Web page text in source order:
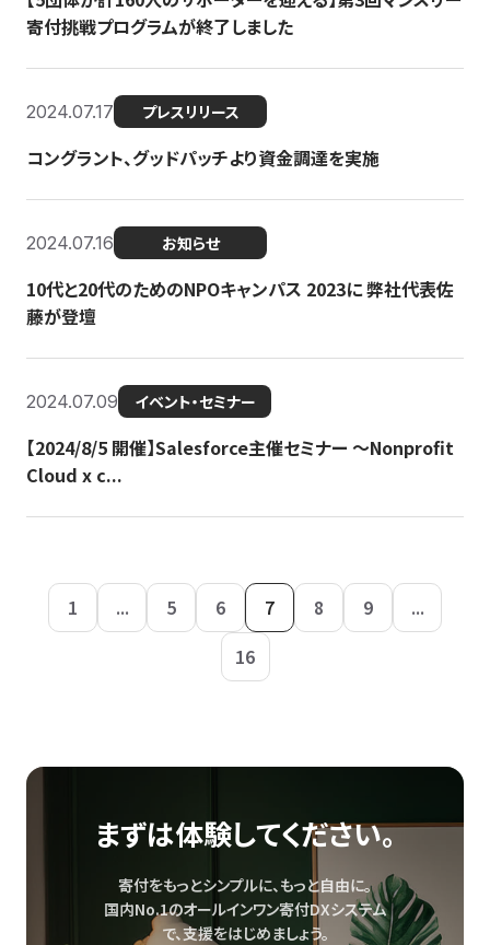
寄付挑戦プログラムが終了しました
2024.07.17 プレスリリース
コングラント、グッドパッチより資金調達を実施
2024.07.16 お知らせ
10代と20代のためのNPOキャンパス 2023に 弊社代表佐
藤が登壇
2024.07.09 イベント・セミナー
【2024/8/5 開催】Salesforce主催セミナー 〜Nonprofit
Cloud x c...
1 ... 5 6 7 8 9
...
16
まずは体験してください。
寄付をもっとシンプルに、もっと自由に。
国内No.1のオールインワン寄付DXシステム
で、支援をはじめましょう。